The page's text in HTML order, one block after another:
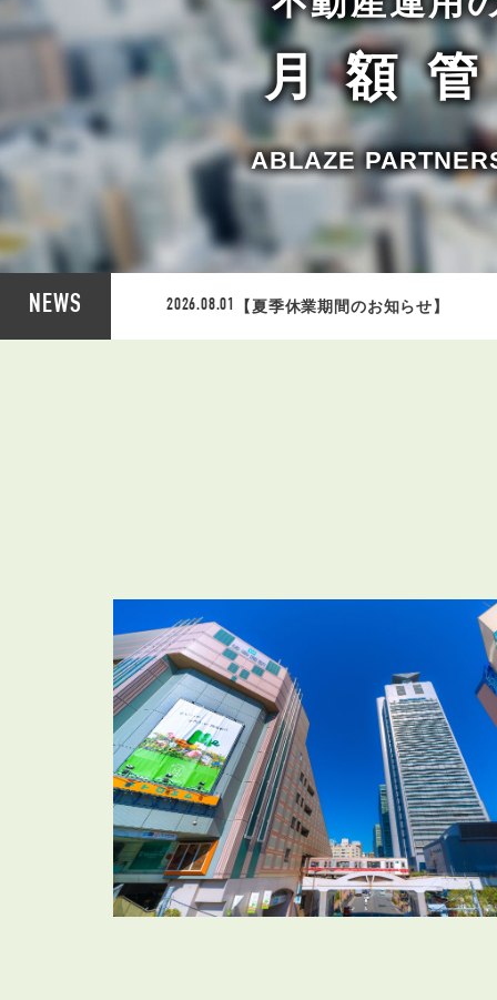
月額
ABLAZE
NEWS 2026.08.01 【夏季休業期間のお知らせ】